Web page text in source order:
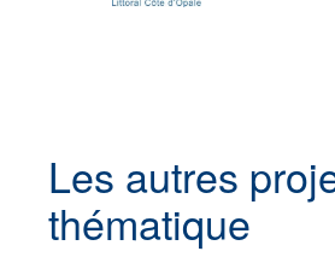
Les autres
thématique